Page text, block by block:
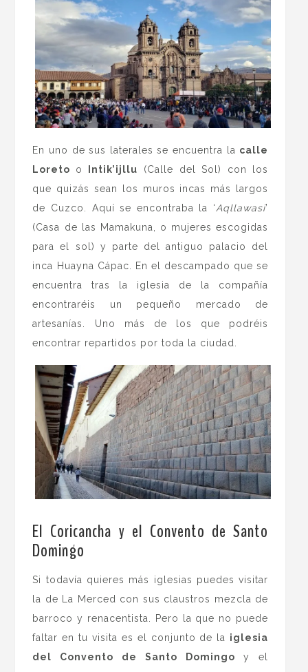
En uno de sus laterales se encuentra la calle
Loreto o Intik’ijllu (Calle del Sol) con los
que quizás sean los muros incas más largos
de Cuzco. Aquí se encontraba la ‘Aqllawasi’
(Casa de las Mamakuna, o mujeres escogidas
para el sol) y parte del antiguo palacio del
inca Huayna Cápac. En el descampado que se
encuentra tras la iglesia de la compañía
encontraréis un pequeño mercado de
artesanías. Uno más de los que podréis
encontrar repartidos por toda la ciudad.
El Coricancha y el Convento de Santo
Domingo
Si todavía quieres más iglesias puedes visitar
la de La Merced con sus claustros mezcla de
barroco y renacentista. Pero la que no puede
faltar en tu visita es el conjunto de la iglesia
del Convento de Santo Domingo y el